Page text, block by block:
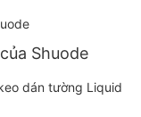
Shuode